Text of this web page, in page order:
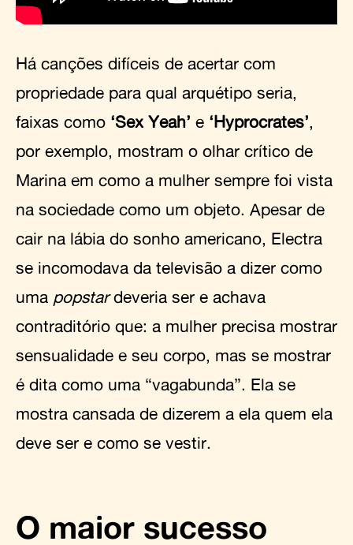
Há canções difíceis de acertar com
propriedade para qual arquétipo seria,
faixas como ‘Sex Yeah’ e ‘Hyprocrates’,
por exemplo, mostram o olhar crítico de
Marina em como a mulher sempre foi vista
na sociedade como um objeto. Apesar de
cair na lábia do sonho americano, Electra
se incomodava da televisão a dizer como
uma popstardeveria ser e achava
contraditório que: a mulher precisa mostrar
sensualidade e seu corpo, mas se mostrar
é dita como uma “vagabunda”. Ela se
mostra cansada de dizerem a ela quem ela
deve ser e como se vestir.
O maior sucesso